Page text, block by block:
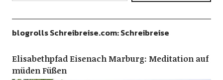
blogrolls Schreibreise.com: Schreibreise
Elisabethpfad Eisenach Marburg: Meditation auf
müden Füßen